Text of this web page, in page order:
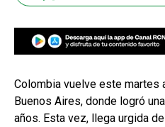
Colombia vuelve este martes
Buenos Aires, donde logró
años. Esta vez, llega urgida